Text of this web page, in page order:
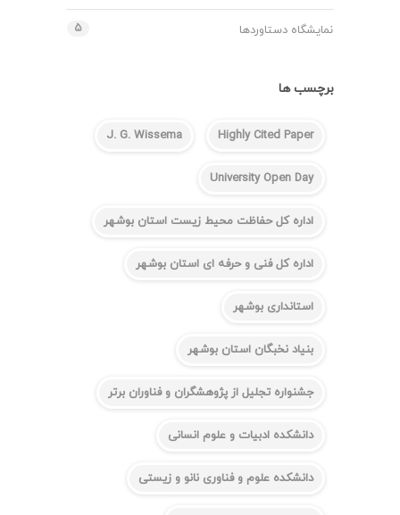
نمایشگاه دستاوردها ۵
برچسب ها
Highly Cited Paper
J. G. Wissema
University Open Day
اداره کل حفاظت محیط زیست استان بوشهر
اداره کل فنی و حرفه ای استان بوشهر
استانداری بوشهر
بنیاد نخبگان استان بوشهر
جشنواره تجلیل از پژوهشگران و فناوران برتر
دانشکده ادبیات و علوم انسانی
دانشکده علوم و فناوری نانو و زیستی